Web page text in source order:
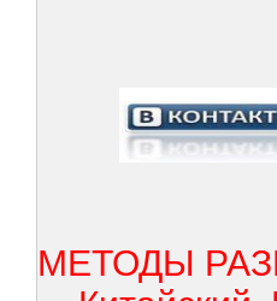
МЕТОДЫ